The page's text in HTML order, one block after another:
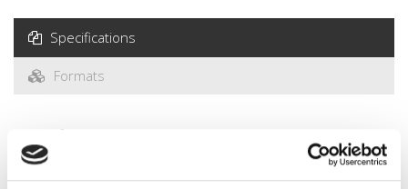
Specifications
Formats
Specifications